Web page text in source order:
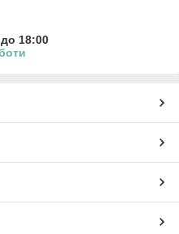
18:00